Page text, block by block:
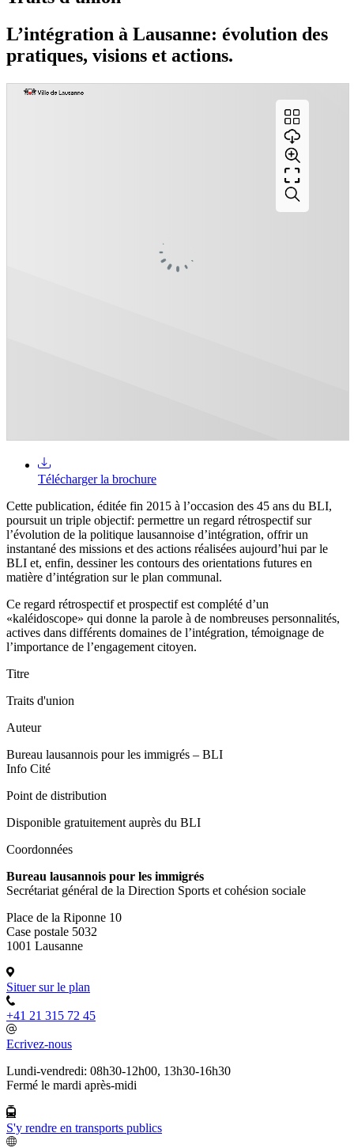
L’intégration à Lausanne: évolution des
pratiques, visions et actions.
Télécharger la brochure
Cette publication, éditée fin 2015 à l’occasion des 45 ans du BLI,
poursuit un triple objectif: permettre un regard rétrospectif sur
l’évolution de la politique lausannoise d’intégration, offrir un
instantané des missions et des actions réalisées aujourd’hui par le
BLI et, enfin, dessiner les contours des orientations futures en
matière d’intégration sur le plan communal.
Ce regard rétrospectif et prospectif est complété d’un
«kaléidoscope» qui donne la parole à de nombreuses personnalités,
actives dans différents domaines de l’intégration, témoignage de
l’importance de l’engagement citoyen.
Titre
Traits d'union
Auteur
Bureau lausannois pour les immigrés – BLI
Info Cité
Point de distribution
Disponible gratuitement auprès du BLI
Coordonnées
Bureau lausannois pour les immigrés
Secrétariat général de la Direction Sports et cohésion sociale
Place de la Riponne 10
Case postale 5032
1001 Lausanne
Situer sur le plan
+41 21 315 72 45
Ecrivez-nous
Lundi-vendredi: 08h30-12h00, 13h30-16h30
Fermé le mardi après-midi
S'y rendre en transports publics